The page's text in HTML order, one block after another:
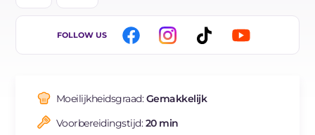
IT
FR
BR
FOLLOW US
Moeilijkheidsgraad:Gemakkelijk
Voorbereidingstijd:20 min